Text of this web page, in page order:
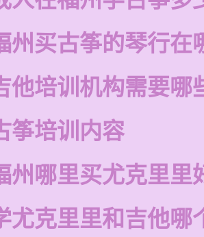
州买古筝的琴行在
他培训机构需要哪
筝培训内容
州哪里买尤克里里
尤克里里和吉他哪